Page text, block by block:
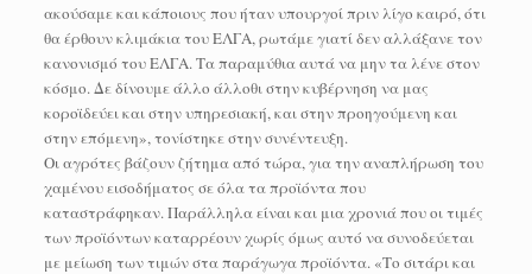
ακούσαμε και κάποιους που ήταν υπουργοί πριν λίγο καιρό, ότι
θα έρθουν κλιμάκια του ΕΛΓΑ, ρωτάμε γιατί δεν αλλάξανε τον
κανονισμό του ΕΛΓΑ. Τα παραμύθια αυτά να μην τα λένε στον
κόσμο. Δε δίνουμε άλλο άλλοθι στην κυβέρνηση να μας
κοροϊδεύει και στην υπηρεσιακή, και στην προηγούμενη και
στην επόμενη», τονίστηκε στην συνέντευξη.
Οι αγρότες βάζουν ζήτημα από τώρα, για την αναπλήρωση του
χαμένου εισοδήματος σε όλα τα προϊόντα που
καταστράφηκαν. Παράλληλα είναι και μια χρονιά που οι τιμές
των προϊόντων καταρρέουν χωρίς όμως αυτό να συνοδεύεται
με μείωση των τιμών στα παράγωγα προϊόντα. «Το σιτάρι και